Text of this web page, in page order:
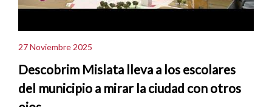
27 Noviembre 2025
Descobrim Mislata lleva a los escolares
del municipio a mirar la ciudad con otros